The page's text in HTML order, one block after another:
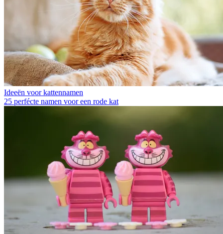
Ideeën voor kattennamen
25 perfécte namen voor een rode kat